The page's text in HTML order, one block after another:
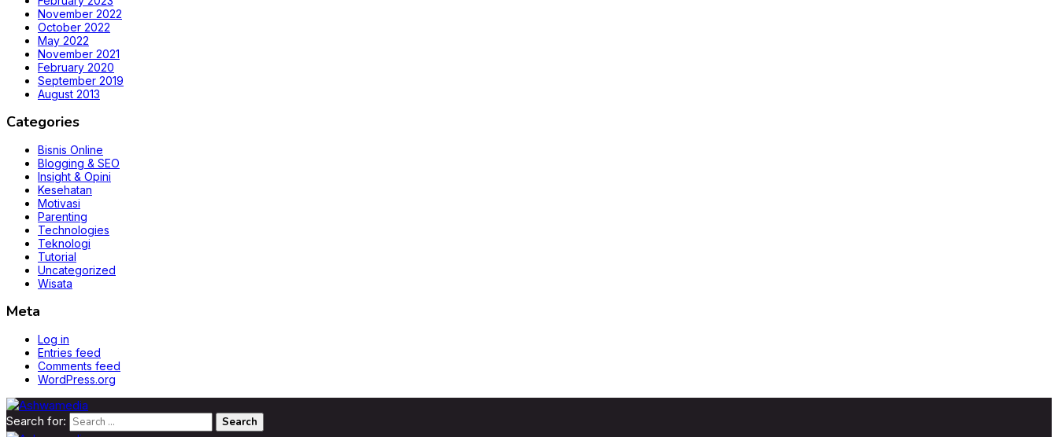
November 2022
October 2022
May 2022
November 2021
February 2020
September 2019
August 2013
Categories
Bisnis Online
Blogging & SEO
Insight & Opini
Kesehatan
Motivasi
Parenting
Technologies
Teknologi
Tutorial
Uncategorized
Wisata
Meta
Log in
Entries feed
Comments feed
WordPress.org
Search for: